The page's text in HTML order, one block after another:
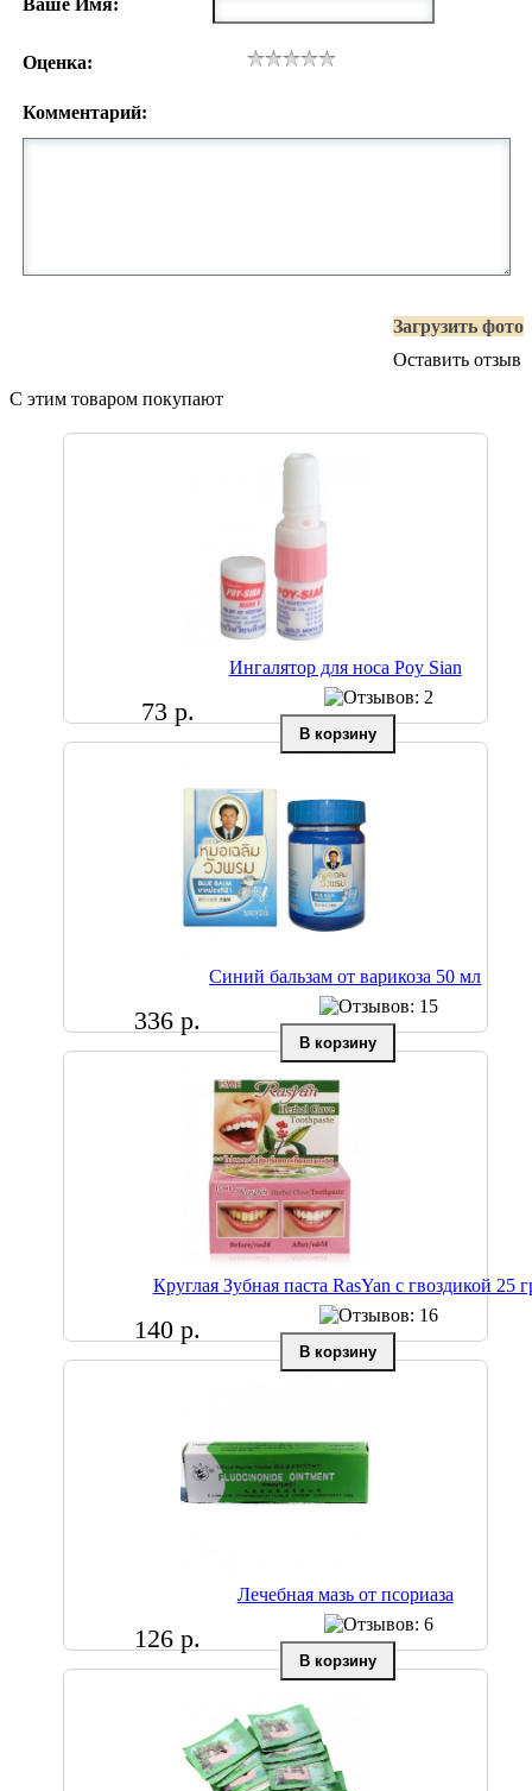
Ваше Имя:
Оценка:
Комментарий:
Загрузить фото
Оставить отзыв
С этим товаром покупают
Ингалятор для носа Poy Sian
73 р.
Синий бальзам от варикоза 50 мл
336 р.
Круглая Зубная паста RasYan с гвоздикой 25
140 р.
Лечебная мазь от псориаза
126 р.